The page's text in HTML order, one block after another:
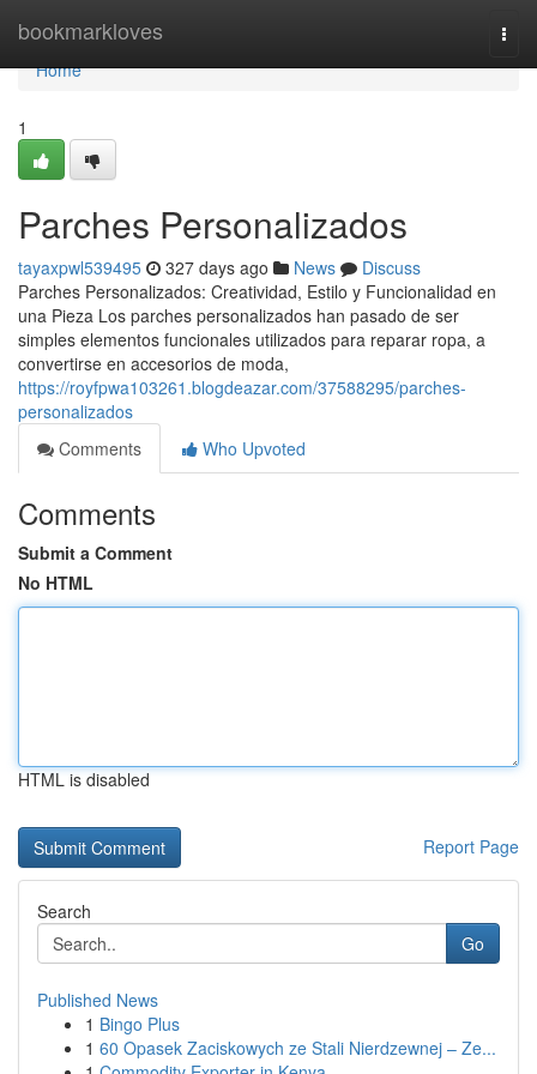
bookmarkloves
Home
Home
1
Parches Personalizados
tayaxpwl539495 327 days ago News
Discuss
Parches Personalizados: Creatividad, Estilo y Funcionalidad en
una Pieza Los parches personalizados han pasado de ser
simples elementos funcionales utilizados para reparar ropa, a
convertirse en accesorios de moda,
https://royfpwa103261.blogdeazar.com/37588295/parches-
personalizados
Comments
Who Upvoted
Comments
Submit a Comment
No HTML
HTML is disabled
Report Page
Search
Go
Published News
1 Bingo Plus
1 60 Opasek Zaciskowych ze Stali Nierdzewnej – Ze...